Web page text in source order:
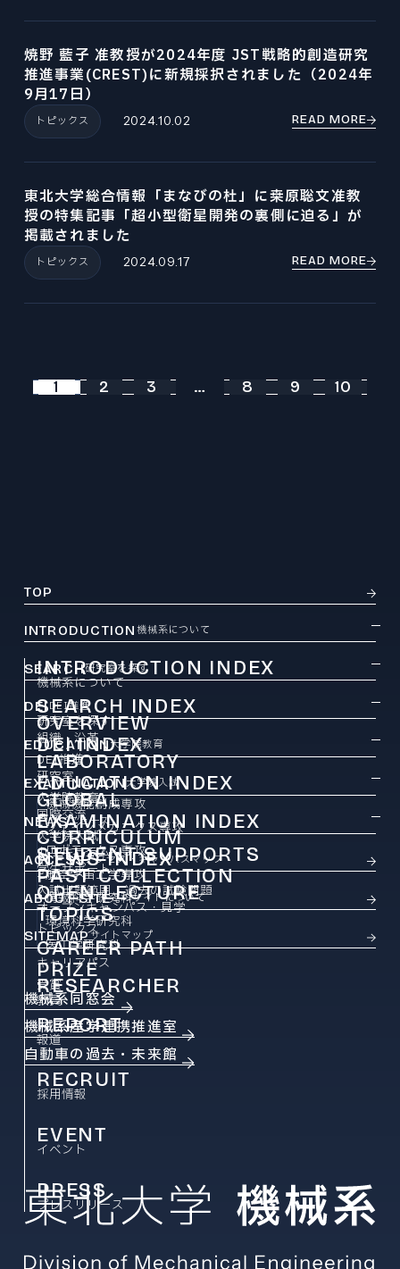
トピックス 2024.10.02
焼野 藍子 准教授が2024年度 JST戦略的創造研究
推進事業(CREST)に新規採択されました（2024年
9月17日）
READ MORE
トピックス 2024.09.17
東北大学総合情報「まなびの杜」に桒原聡文准教
授の特集記事「超小型衛星開発の裏側に迫る」が
掲載されました
READ MORE
1 2 3 … 8 9 10
TOP
INTRODUCTION 機械系について
INTRODUCTION INDEX
機械系について
OVERVIEW
組織・沿革
SEARCH研究室を探す
SEARCH INDEX
研究室を探す
LABORATORY
研究室
機械機能創成専攻
ファインメカニクス専攻
ロボティクス専攻
航空宇宙工学専攻
情報科学研究科
環境科学研究科
医工学研究科
RESEARCHER
教員
DEIDEI推進
DEI INDEX
DEI推進
GLOBAL
国際交流
STUDENT SUPPORTS
学生サポート
EDUCATION大学院教育
EDUCATION INDEX
大学院教育
CURRICULUM
カリキュラム
OPEN LECTURE
オープンキャンパス・見学
CAREER PATH
キャリアパス
EXAMINATION大学院入試
EXAMINATION INDEX
大学院入試
PAST COLLECTION
入試出題範囲・過去の試験問題
NEWSニュース
NEWS INDEX
ニュース
TOPICS
トピックス
PRIZE
受賞
REPORT
報道
RECRUIT
採用情報
EVENT
イベント
PRESS
プレスリリース
ACCESSアクセス・キャンパスマップ
ABOUT SITEこのサイトについて
SITEMAPサイトマップ
機械系同窓会
機械系産学連携推進室
自動車の過去・未来館